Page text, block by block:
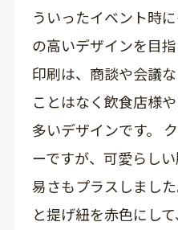
ういったイベント時
の高いデザインを目
印刷は、商談や会議
ことはなく飲食店様
多いデザインです。
ーですが、可愛らし
易さもプラスしまし
と提げ紐を赤色にし